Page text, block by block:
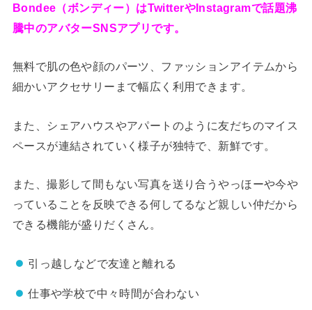
Bondee（ボンディー）はTwitterやInstagramで話題沸
騰中のアバターSNSアプリです。
無料で肌の色や顔のパーツ、ファッションアイテムから
細かいアクセサリーまで幅広く利用できます。
また、シェアハウスやアパートのように友だちのマイス
ペースが連結されていく様子が独特で、新鮮です。
また、撮影して間もない写真を送り合うやっほーや今や
っていることを反映できる何してるなど親しい仲だから
できる機能が盛りだくさん。
引っ越しなどで友達と離れる
仕事や学校で中々時間が合わない